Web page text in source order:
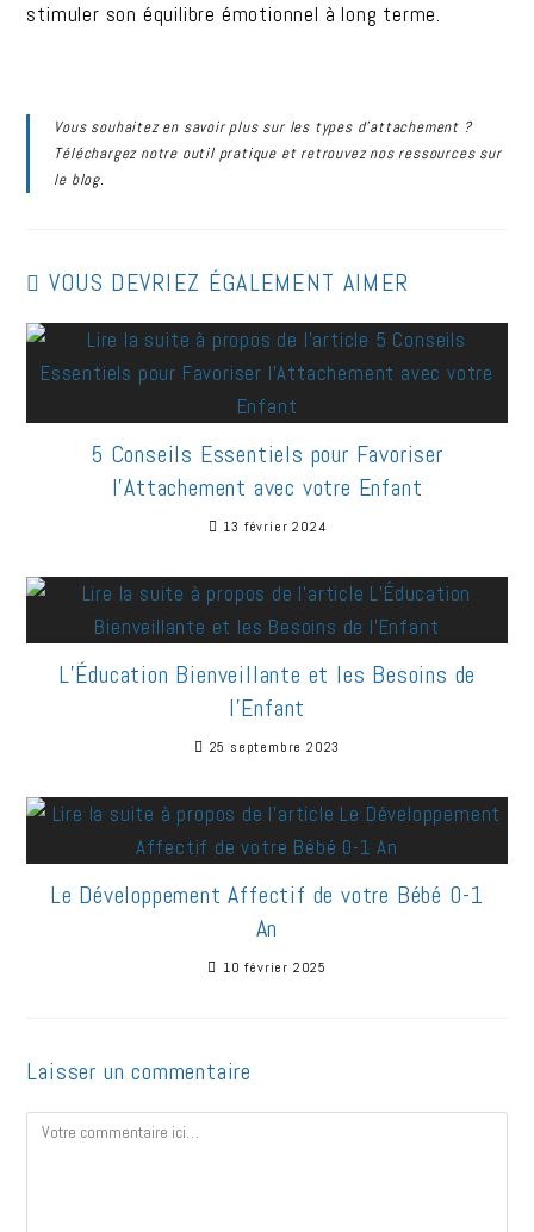
stimuler son équilibre émotionnel à long terme.
Vous souhaitez en savoir plus sur les types d’attachement ?
Téléchargez notre outil pratique et retrouvez nos ressources sur
le blog.
VOUS DEVRIEZ ÉGALEMENT AIMER
5 Conseils Essentiels pour Favoriser
l’Attachement avec votre Enfant
13 février 2024
L’Éducation Bienveillante et les Besoins de
l’Enfant
25 septembre 2023
Le Développement Affectif de votre Bébé 0-1
An
10 février 2025
Laisser un commentaire